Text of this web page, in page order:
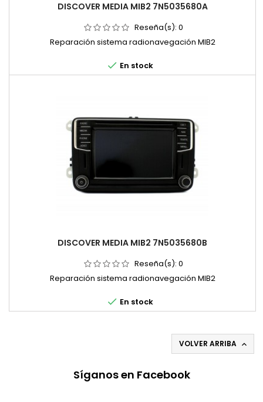
DISCOVER MEDIA MIB2 7N5035680A
Reseña(s): 0
Reparación sistema radionavegación MIB2
 En stock
DISCOVER MEDIA MIB2 7N5035680B
Reseña(s): 0
Reparación sistema radionavegación MIB2
 En stock
VOLVER ARRIBA 
Síganos en Facebook